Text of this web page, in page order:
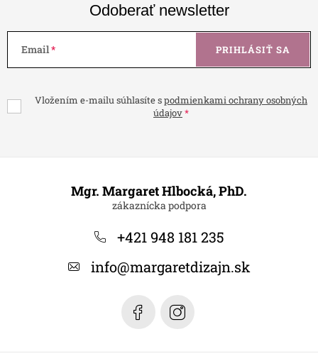
Odoberať newsletter
Email
Vložením e-mailu súhlasíte spodmienkami ochrany osobných
údajov
PRIHLÁSIŤ SA
Mgr. Margaret Hlbocká, PhD.
+421 948 181 235
info@margaretdizajn.sk